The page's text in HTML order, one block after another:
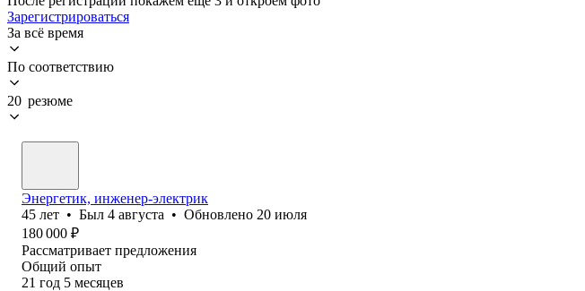
Зарегистрироваться
За всё время
По соответствию
20 резюме
Энергетик, инженер-электрик
45 лет • Был 4 августа • Обновлено 20 июля
180 000 ₽
Рассматривает предложения
Общий опыт
21 год 5 месяцев